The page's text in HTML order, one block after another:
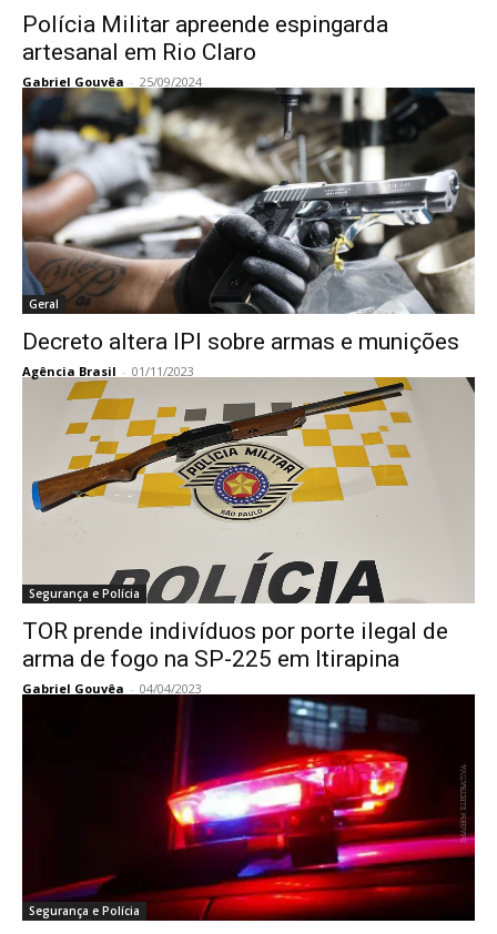
Polícia Militar apreende espingarda
artesanal em Rio Claro
Gabriel Gouvêa - 25/09/2024
Geral
Decreto altera IPI sobre armas e munições
Agência Brasil - 01/11/2023
Segurança e Polícia
TOR prende indivíduos por porte ilegal de
arma de fogo na SP-225 em Itirapina
Gabriel Gouvêa - 04/04/2023
Segurança e Polícia